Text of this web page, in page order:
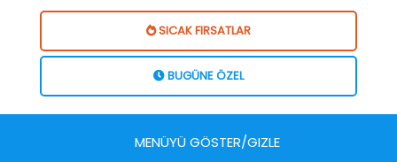
SICAK FIRSATLAR
BUGÜNE ÖZEL
MENÜYÜ GÖSTER/GIZLE